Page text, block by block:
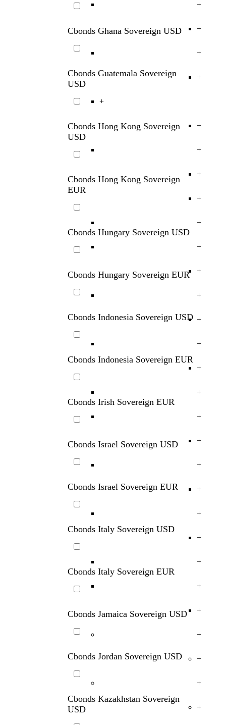
Cbonds Ghana Sovereign USD
Cbonds Guatemala Sovereign
USD
Cbonds Hong Kong Sovereign
USD
Cbonds Hong Kong Sovereign
EUR
Cbonds Hungary Sovereign USD
Cbonds Hungary Sovereign EUR
Cbonds Indonesia Sovereign USD
Cbonds Indonesia Sovereign EUR
Cbonds Irish Sovereign EUR
Cbonds Israel Sovereign USD
Cbonds Israel Sovereign EUR
Cbonds Italy Sovereign USD
Cbonds Italy Sovereign EUR
Cbonds Jamaica Sovereign USD
Cbonds Jordan Sovereign USD
Cbonds Kazakhstan Sovereign
USD
+
+
+
+
+
+
+
+
+
+
+
+
+
+
+
+
+
+
+
+
+
+
+
+
+
+
+
+
+
+